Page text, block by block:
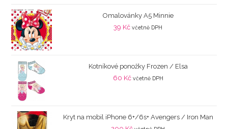
Omalovánky A5 Minnie
39 Kč včetně DPH
Kotníkové ponožky Frozen / Elsa
60 Kč včetně DPH
Kryt na mobil iPhone 6+/6s+ Avengers / Iron Man